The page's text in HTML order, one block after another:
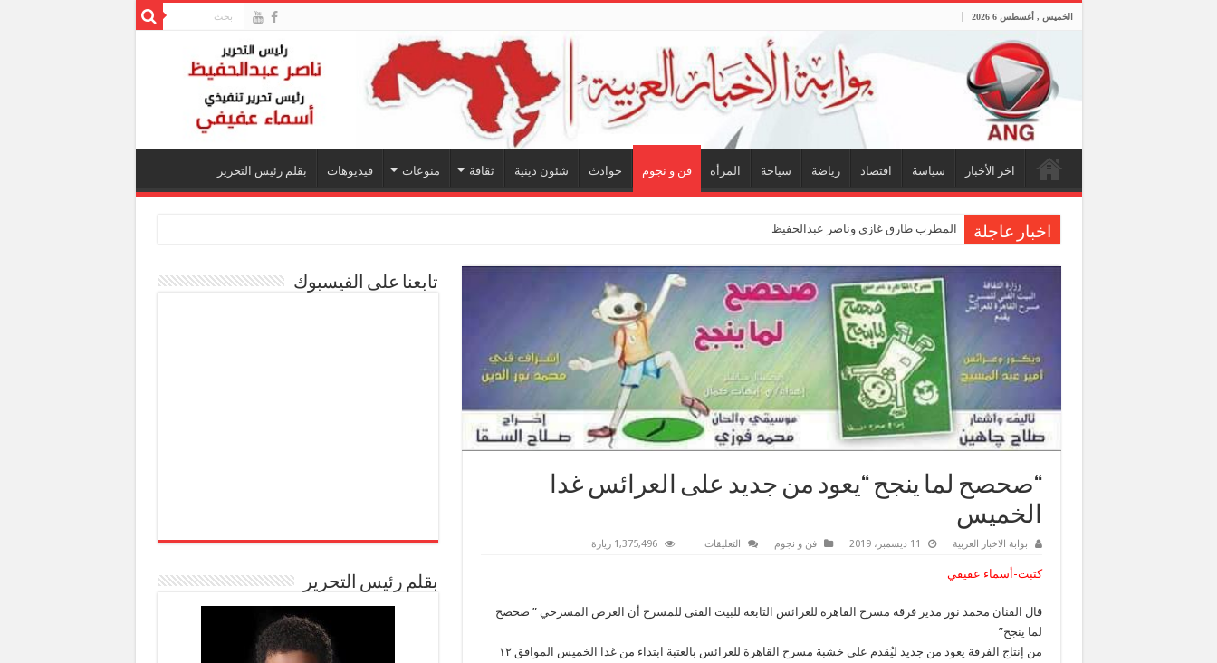
الخميس , أغسطس 6 2026
اخر الأخبار سياسة اقتصاد رياضة سياحة المرأه فن و نجوم حوادث شئون دينية ثقافة منوعات فيديوهات بقلم رئيس التحرير
اخبار عاجلة المطرب طارق غازي وناصر عبدالحفيظ.. شراكة فنية ترسم
“صحصح لما ينجح “يعود من جديد على العرائس غدا
الخميس
بوابة الاخبار العربية 11 ديسمبر، 2019 فن و نجوم التعليقات
جديد
غدا
الخميس
1,375,496 زيارة
كتبت-أسماء عفيفي
قال الفنان محمد نور مدير فرقة مسرح القاهرة للعرائس التابعة للبيت الفنى للمسرح أن العرض المسرحي ” صحصح
لما ينجح”
من إنتاج الفرقة يعود من جديد ليُقدم على خشبة مسرح القاهرة للعرائس بالعتبة ابتداء من غدا الخميس الموافق ١٢
تابعنا على الفيسبوك
بقلم رئيس التحرير